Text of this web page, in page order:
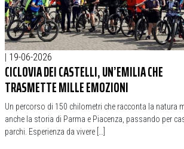
| 19-06-2026
CICLOVIA DEI CASTELLI, UN’EMILIA CHE
TRASMETTE MILLE EMOZIONI
Un percorso di 150 chilometri che racconta la natura
anche la storia di Parma e Piacenza, passando per
parchi. Esperienza da vivere […]